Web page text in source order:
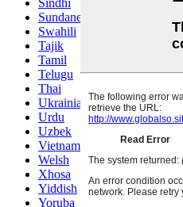
Sundanese
Swahili
Tajik
Tamil
Telugu
Thai
Ukrainian
Urdu
Uzbek
Vietnamese
Welsh
Xhosa
Yiddish
Yoruba